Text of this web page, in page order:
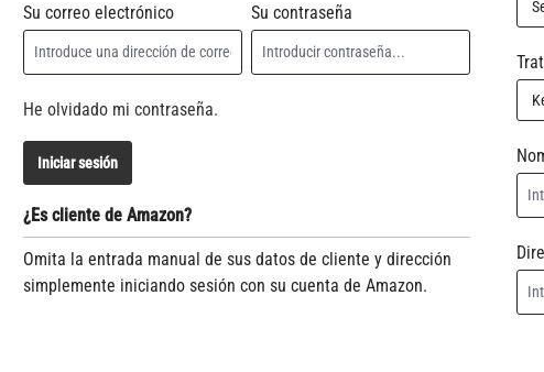
Su correo electrónico Su contraseña
He olvidado mi contraseña.
Iniciar sesión
¿Es cliente de Amazon?
Omita la entrada manual de sus datos de cliente y dirección
simplemente iniciando sesión con su cuenta de Amazon.